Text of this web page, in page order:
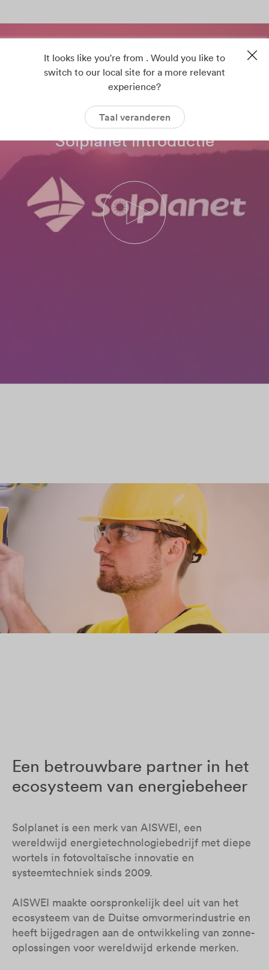
Solplanet introductie
Een betrouwbare partner in het
ecosysteem van energiebeheer
Solplanet is een merk van AISWEI, een
wereldwijd energietechnologiebedrijf met diepe
wortels in fotovoltaïsche innovatie en
systeemtechniek sinds 2009.
AISWEI maakte oorspronkelijk deel uit van het
ecosysteem van de Duitse omvormerindustrie en
heeft bijgedragen aan de ontwikkeling van zonne-
oplossingen voor wereldwijd erkende merken.
It looks like you're from . Would you like to
switch to our local site for a more relevant
experience?
Taal veranderen